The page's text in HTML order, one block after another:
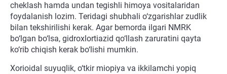
cheklash hamda undan tegishli himoya vositalaridan
foydalanish lozim. Teridagi shubhali o‘zgarishlar zudlik
bilan tekshirilishi kerak. Agar bemorda ilgari NMRK
bo‘lgan bo‘lsa, gidroxlortiazid qo‘llash zaruratini qayta
ko‘rib chiqish kerak bo‘lishi mumkin.
Xorioidal suyuqlik, o‘tkir miopiya va ikkilamchi yopiq